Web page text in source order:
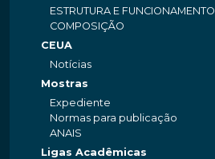
ESTRUTURA E FUNCIONAMENTO
COMPOSIÇÃO
CEUA
Notícias
Mostras
Expediente
Normas para publicação
ANAIS
Ligas Acadêmicas